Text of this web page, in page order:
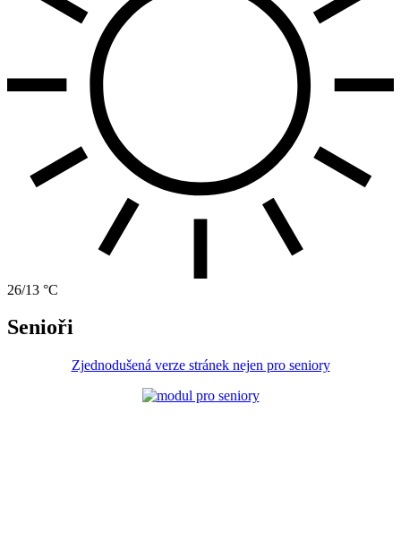
26/13 °C
Senioři
Zjednodušená verze stránek nejen pro seniory